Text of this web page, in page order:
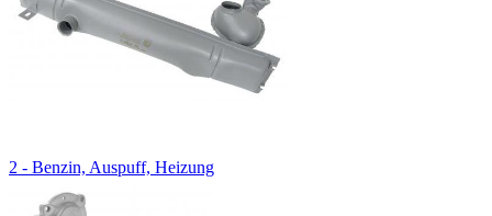
2 - Benzin, Auspuff, Heizung